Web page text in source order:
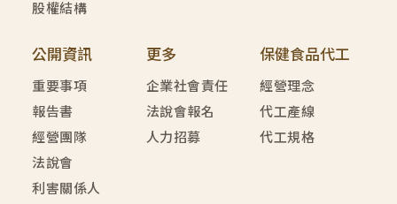
股權結構
公開資訊
重要事項
報告書
經營團隊
法說會
利害關係人
更多
企業社會責任
法說會報名
人力招募
保健食品代工
經營理念
代工產線
代工規格